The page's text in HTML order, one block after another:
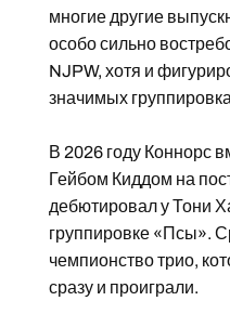
многие другие
особо сильно
NJPW, хотя и
значимых
В 2026 году Коннорс
Гейбом Киддом на
дебютировал у Тони
группировке «Псы».
чемпионство трио,
сразу и проиграли.